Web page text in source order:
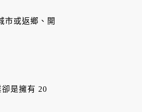
市或返鄉、開
是擁有 20